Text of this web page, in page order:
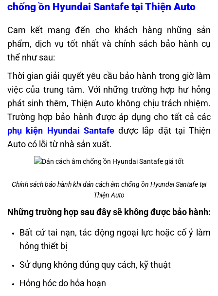
chống ồn Hyundai Santafe tại Thiện Auto
Cam kết mang đến cho khách hàng những sản
phẩm, dịch vụ tốt nhất và chính sách bảo hành cụ
thể như sau:
Thời gian giải quyết yêu cầu bảo hành trong giờ làm
việc của trung tâm. Với những trường hợp hư hỏng
phát sinh thêm, Thiện Auto không chịu trách nhiệm.
Trường hợp bảo hành được áp dụng cho tất cả các
phụ kiện Hyundai Santafeđược lắp đặt tại Thiện
Auto có lỗi từ nhà sản xuất.
Chính sách bảo hành khi dán cách âm chống ồn Hyundai Santafe tại
Thiện Auto
Những trường hợp sau đây sẽ không được bảo hành:
Bất cứ tai nạn, tác động ngoại lực hoặc cố ý làm
hỏng thiết bị
Sử dụng không đúng quy cách, kỹ thuật
Hỏng hóc do hỏa hoạn